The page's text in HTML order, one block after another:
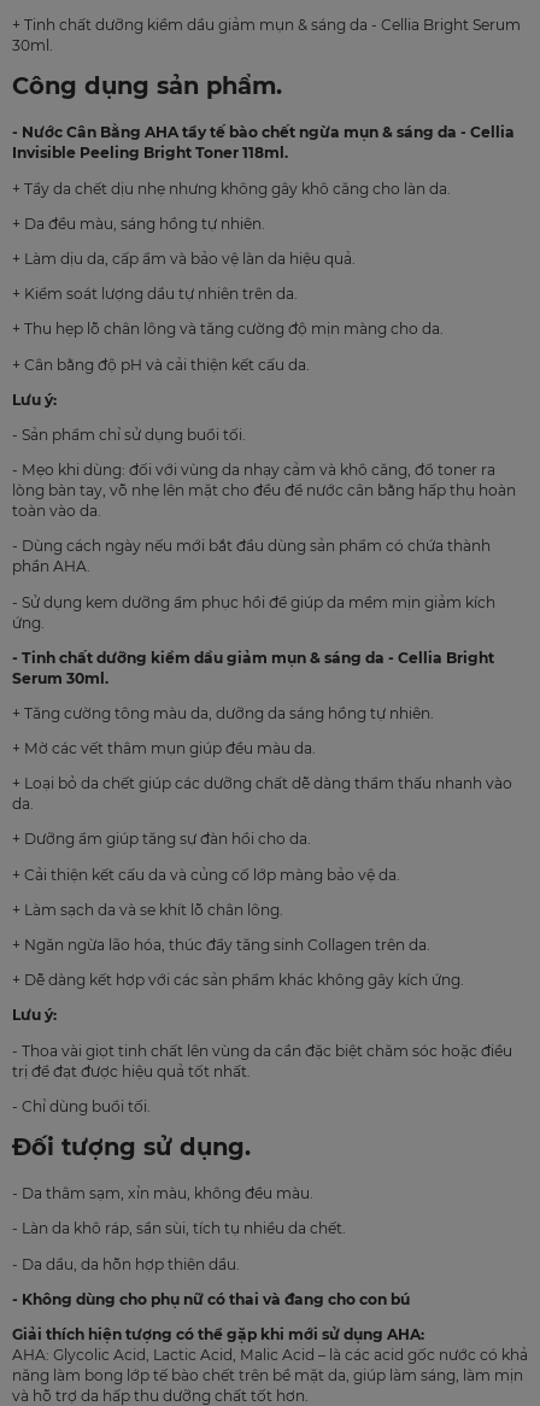
+ Tinh chất dưỡng kiềm dầu giảm mụn & sáng da - Cellia Bright Serum
30ml.
Công dụng sản phẩm.
- Nước Cân Bằng AHA tẩy tế bào chết ngừa mụn & sáng da - Cellia
Invisible Peeling Bright Toner 118ml.
+ Tẩy da chết dịu nhẹ nhưng không gây khô căng cho làn da.
+ Da đều màu, sáng hồng tự nhiên.
+ Làm dịu da, cấp ẩm và bảo vệ làn da hiệu quả.
+ Kiểm soát lượng dầu tự nhiên trên da.
+ Thu hẹp lỗ chân lông và tăng cường độ mịn màng cho da.
+ Cân bằng độ pH và cải thiện kết cấu da.
Lưu ý:
- Sản phẩm chỉ sử dụng buổi tối.
- Mẹo khi dùng: đối với vùng da nhạy cảm và khô căng, đổ toner ra
lòng bàn tay, vỗ nhẹ lên mặt cho đều để nước cân bằng hấp thụ hoàn
toàn vào da.
- Dùng cách ngày nếu mới bắt đầu dùng sản phẩm có chứa thành
phần AHA.
- Sử dụng kem dưỡng ẩm phục hồi để giúp da mềm mịn giảm kích
ứng.
- Tinh chất dưỡng kiềm dầu giảm mụn & sáng da - Cellia Bright
Serum 30ml.
+ Tăng cường tông màu da, dưỡng da sáng hồng tự nhiên.
+ Mờ các vết thâm mụn giúp đều màu da.
+ Loại bỏ da chết giúp các dưỡng chất dễ dàng thẩm thấu nhanh vào
da.
+ Dưỡng ẩm giúp tăng sự đàn hồi cho da.
+ Cải thiện kết cấu da và củng cố lớp màng bảo vệ da.
+ Làm sạch da và se khít lỗ chân lông.
+ Ngăn ngừa lão hóa, thúc đẩy tăng sinh Collagen trên da.
+ Dễ dàng kết hợp với các sản phẩm khác không gây kích ứng.
Lưu ý:
- Thoa vài giọt tinh chất lên vùng da cần đặc biệt chăm sóc hoặc điều
trị để đạt được hiệu quả tốt nhất.
- Chỉ dùng buổi tối.
Đối tượng sử dụng.
- Da thâm sạm, xỉn màu, không đều màu.
- Làn da khô ráp, sần sùi, tích tụ nhiều da chết.
- Da dầu, da hỗn hợp thiên dầu.
- Không dùng cho phụ nữ có thai và đang cho con bú
Giải thích hiện tượng có thể gặp khi mới sử dụng AHA:
AHA: Glycolic Acid, Lactic Acid, Malic Acid – là các acid gốc nước có khả
năng làm bong lớp tế bào chết trên bề mặt da, giúp làm sáng, làm mịn
và hỗ trợ da hấp thu dưỡng chất tốt hơn.